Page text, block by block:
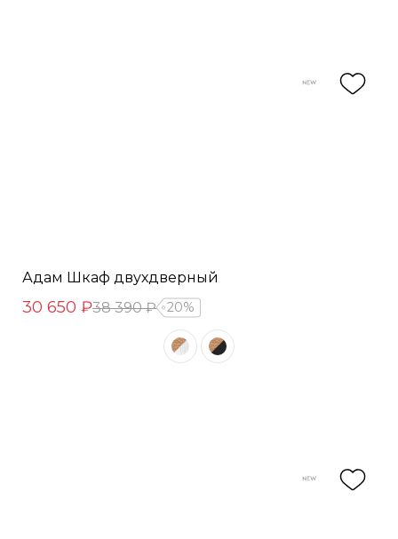
Адам Шкаф двухдверный
30 650 ₽38 390 ₽ 20%